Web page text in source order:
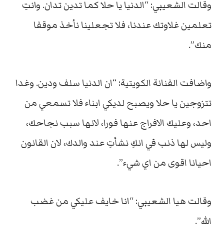
وقالت الشعيبي: “الدنيا يا حلا كما تدين تدان. وانتِ
تعلمين غلاوتك عندنا، فلا تجعلينا نأخذ موقفا
منك”.
واضافت الفنانة الكويتية: “ان الدنيا سلف ودين. وغدا
تتزوجين يا حلا ويصبح لديكي ابناء فلا تسمعي من
احد، وعليك الافراج عنها فورا، لانها سبب نجاحك،
وليس لها ذنب في انكِ نشأتِ عند والدك، لان القانون
احيانا اقوى من اي شيء”.
وقالت هيا الشعيبي: “انا خايف عليكي من غضب
الله”.